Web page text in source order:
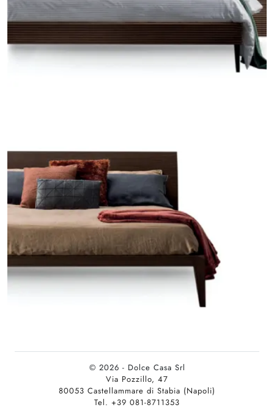
© 2026 - Dolce Casa Srl
Via Pozzillo, 47
80053 Castellammare di Stabia (Napoli)
Tel. +39 081-8711353